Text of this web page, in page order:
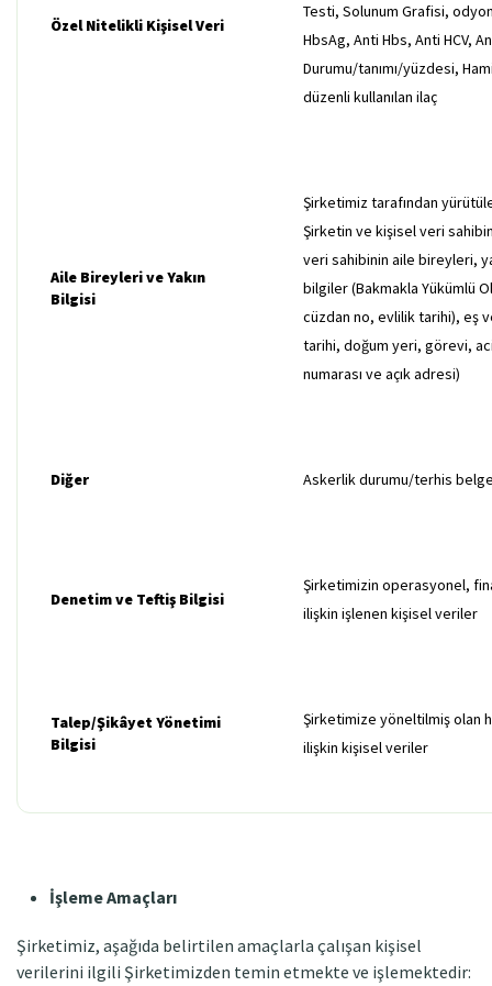
Özel Nitelikli Kişisel Veri
Testi, Solunum Grafisi,
HbsAg, Anti Hbs, Anti HCV,
Durumu/tanımı/yüzdesi,
düzenli kullanılan ilaç
Aile Bireyleri ve Yakın
Bilgisi
Şirketimiz tarafından
Şirketin ve kişisel veri
veri sahibinin aile bireyleri,
bilgiler (Bakmakla Yükümlü
cüzdan no, evlilik tarihi), eş
tarihi, doğum yeri, görevi,
numarası ve açık adresi)
Diğer Askerlik durumu/terhis
Denetim ve Teftiş Bilgisi
Şirketimizin operasyonel,
ilişkin işlenen kişisel veriler
Talep/Şikâyet Yönetimi
Bilgisi
Şirketimize yöneltilmiş olan
ilişkin kişisel veriler
İşleme Amaçları
Şirketimiz, aşağıda belirtilen amaçlarla çalışan kişisel
verilerini ilgili Şirketimizden temin etmekte ve işlemektedir: